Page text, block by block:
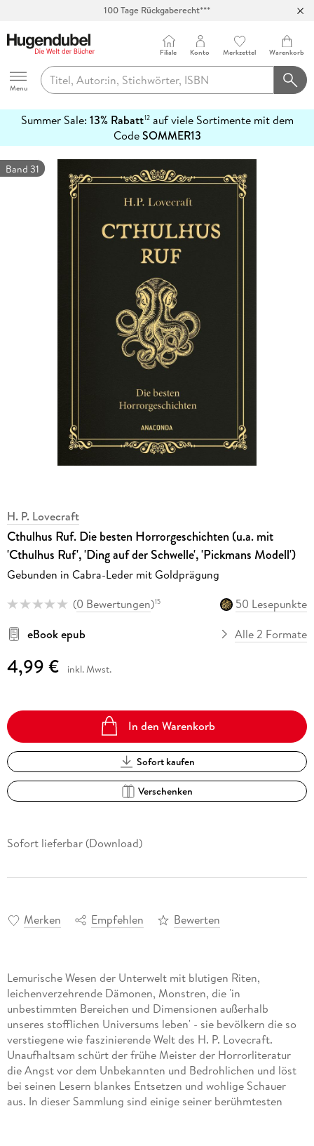
Abholung in über 100 Filialen
Hugendubel
Menu
Filiale Konto Merkzettel Warenkorb
Summer Sale: 13% Rabatt12auf viele Sortimente mit dem
CodeSOMMER13
erfahren
Band 31
H. P. Lovecraft
Cthulhus Ruf. Die besten Horrorgeschichten (u.a. mit
'Cthulhus Ruf', 'Ding auf der Schwelle', 'Pickmans Modell')
Gebunden in Cabra-Leder mit Goldprägung
(0 Bewertungen)15
50 Lesepunkte
eBook epub
Alle 2 Formate
4,99 € inkl. Mwst.
In den Warenkorb
Sofort kaufen
Verschenken
Sofort lieferbar (Download)
Merken Empfehlen Bewerten
Lemurische Wesen der Unterwelt mit blutigen Riten,
leichenverzehrende Dämonen, Monstren, die 'in
unbestimmten Bereichen und Dimensionen außerhalb
unseres stofflichen Universums leben' - sie bevölkern die so
verstiegene wie faszinierende Welt des H. P. Lovecraft.
Unaufhaltsam schürt der frühe Meister der Horrorliteratur
die Angst vor dem Unbekannten und Bedrohlichen und löst
bei seinen Lesern blankes Entsetzen und wohlige Schauer
aus. In dieser Sammlung sind einige seiner berühmtesten